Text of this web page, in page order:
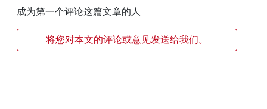
成为第一个评论这篇文章的人
将您对本文的评论或意见发送给我们。